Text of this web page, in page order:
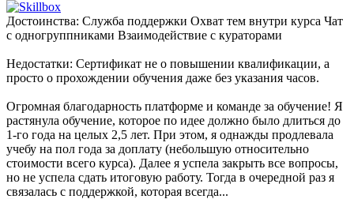
Достоинства: Служба поддержки Охват тем внутри курса Чат
с одногруппниками Взаимодействие с кураторами
Недостатки: Сертификат не о повышении квалификации, а
просто о прохождении обучения даже без указания часов.
Огромная благодарность платформе и команде за обучение! Я
растянула обучение, которое по идее должно было длиться до
1-го года на целых 2,5 лет. При этом, я однажды продлевала
учебу на пол года за доплату (небольшую относительно
стоимости всего курса). Далее я успела закрыть все вопросы,
но не успела сдать итоговую работу. Тогда в очередной раз я
связалась с поддержкой, которая всегда...